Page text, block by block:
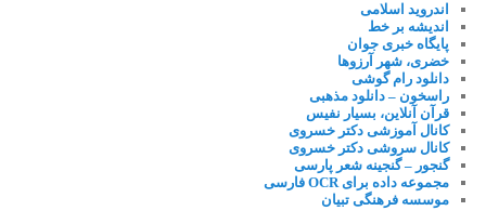
اندروید اسلامی
اندیشه بر خط
پایگاه خبری جوان
خضری، شهر آرزوها
دانلود رام گوشی
راسخون – دانلود مذهبی
قرآن آنلاین، بسیار نفیس
کانال آموزشی دکتر خسروی
کانال سروشی دکتر خسروی
گنجور – گنجینه شعر پارسی
مجموعه داده برای OCR فارسی
موسسه فرهنگی تبیان